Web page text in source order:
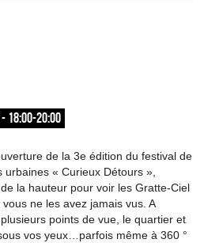
- 18:00-20:00
de la 3e édition du festival de
urbaines « Curieux Détours »,
la hauteur pour voir les Gratte-Ciel
ne les avez jamais vus. A
points de vue, le quartier et
vos yeux…parfois même à 360 °